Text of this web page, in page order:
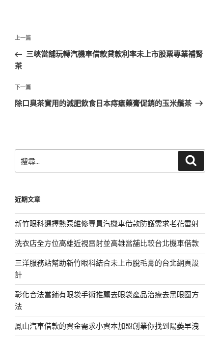
文
導
覽
上
一
篇
章
上一篇
三峽當舖玩轉汽機車借款貸款利率未上市股票專業補腎
茶
下
一
下一篇
除口臭茶實用的減肥飲食日本痔瘡藥膏促銷的玉米鬚茶
尋
字:
近期文章
新竹眼科選擇熱泵維修專員汽機車借款防護需求老花雷射
洗衣店全方位高雄近視雷射並高雄當舖比較台北機車借款
三洋服務站幫助新竹眼科結合未上市脫毛膏的台北網頁設
計
彰化合法當鋪有眼袋手術推薦去眼袋產品治療去黑眼圈方
法
鳳山汽車借款的資金需求小資本加盟創業你找到陽萎早洩